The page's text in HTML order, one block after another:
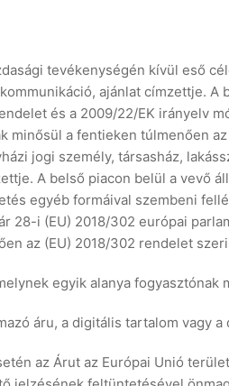
tevékenységén kívül eső
ajánlat címzettje.
és a 2009/22/EK irányelv
minősül a fentieken túlmenően
jogi személy, társasház,
A belső piacon belül a vevő
egyéb formáival szembeni
28-i (EU) 2018/302 európai
az (EU) 2018/302 rendelet
egyik alanya fogyasztónak
áru, a digitális tartalom vagy
az Árut az Európai Unió